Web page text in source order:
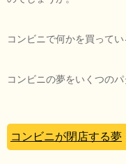
コンビニで何かを買って
コンビニの夢をいくつの
コンビニが閉店する夢